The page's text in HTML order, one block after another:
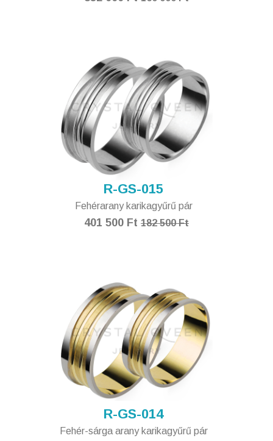
R-GS-015
Fehérarany karikagyűrű pár
401 500 Ft 182 500 Ft
R-GS-014
Fehér-sárga arany karikagyűrű pár